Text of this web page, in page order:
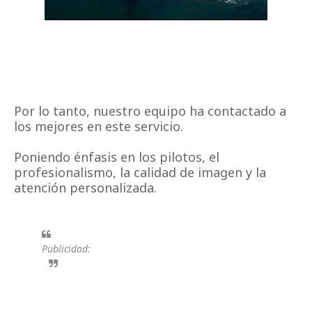
Por lo tanto, nuestro equipo ha contactado a
los mejores en este servicio.
Poniendo énfasis en los pilotos, el
profesionalismo, la calidad de imagen y la
atención personalizada.
Publicidad: